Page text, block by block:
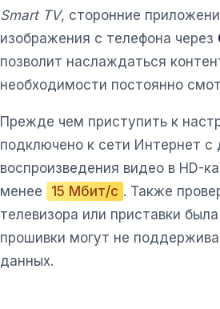
Smart TV, сторонние
изображения с телефона через
позволит наслаждаться
необходимости постоянно
Прежде чем приступить к
подключено к сети Интернет с
воспроизведения видео в HD-
менее
15 Мбит/с . Также
телевизора или приставки
прошивки могут не
данных.